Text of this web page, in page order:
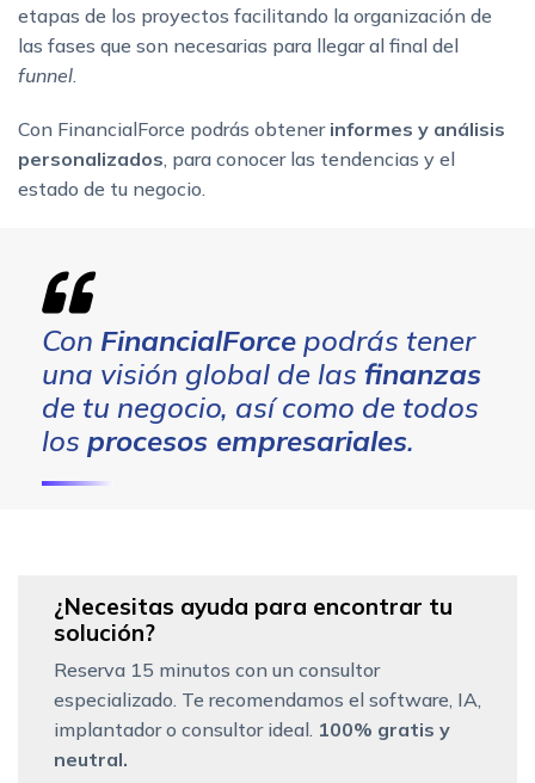
etapas de los proyectos facilitando la organización de
las fases que son necesarias para llegar al final del
funnel.
Con FinancialForce podrás obtenerinformes y análisis
personalizados, para conocer las tendencias y el
estado de tu negocio.
Con FinancialForce podrás tener
una visión global de las finanzas
de tu negocio, así como de todos
los procesos empresariales.
¿Necesitas ayuda para encontrar tu
solución?
Reserva 15 minutos con un consultor
especializado. Te recomendamos el software, IA,
implantador o consultor ideal. 100% gratis y
neutral.